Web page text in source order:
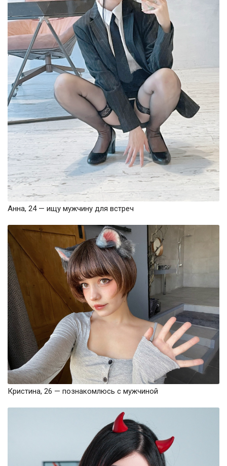
Анна, 24 — ищу мужчину для встреч
Кристина, 26 — познакомлюсь с мужчиной